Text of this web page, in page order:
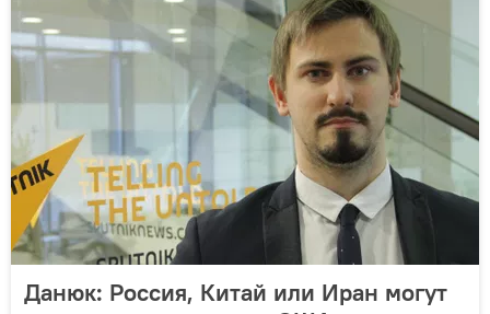
Данюк: Россия, Китай или Иран могут